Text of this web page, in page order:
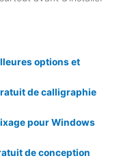
options et
de calligraphie
pour Windows
de conception